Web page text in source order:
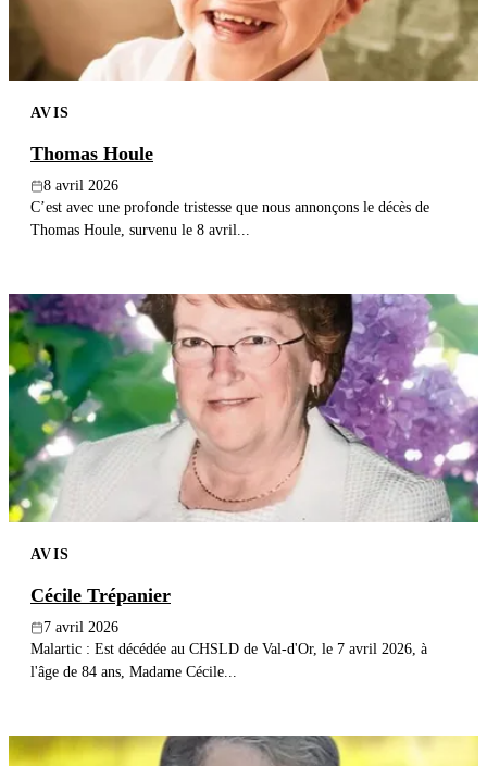
AVIS
Thomas Houle
8 avril 2026
C’est avec une profonde tristesse que nous annonçons le décès de
Thomas Houle, survenu le 8 avril...
AVIS
Cécile Trépanier
7 avril 2026
Malartic : Est décédée au CHSLD de Val-d'Or, le 7 avril 2026, à
l'âge de 84 ans, Madame Cécile...